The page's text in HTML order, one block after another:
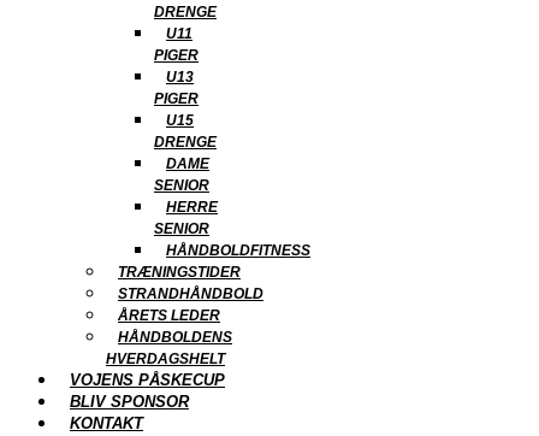
DRENGE
U11
PIGER
U13
PIGER
U15
DRENGE
DAME
SENIOR
HERRE
SENIOR
HÅNDBOLDFITNESS
TRÆNINGSTIDER
STRANDHÅNDBOLD
ÅRETS LEDER
HÅNDBOLDENS
HVERDAGSHELT
VOJENS PÅSKECUP
BLIV SPONSOR
KONTAKT